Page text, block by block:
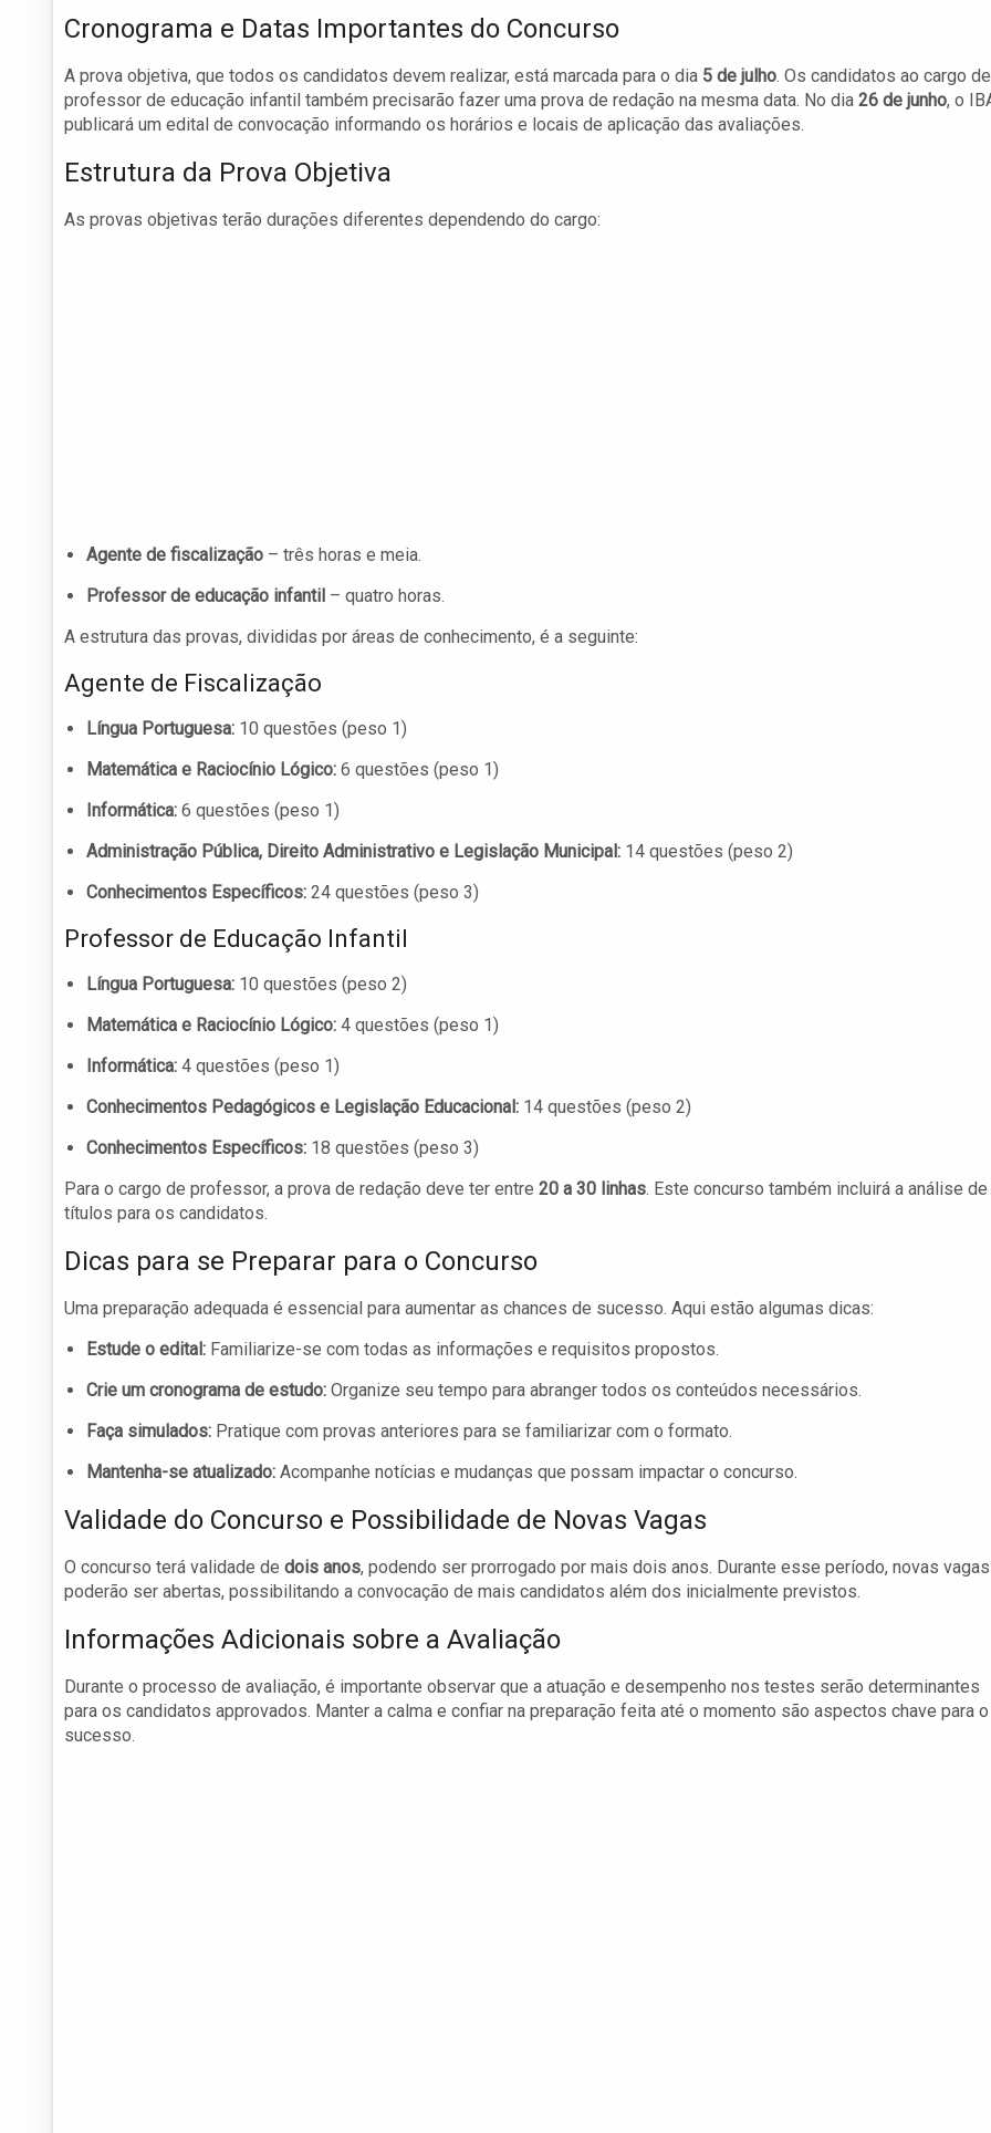
Cronograma e Datas Importantes do Concurso
A prova objetiva, que todos os candidatos devem realizar, está marcada para o dia 5 de julho. Os candidatos ao cargo de
professor de educação infantil também precisarão fazer uma prova de redação na mesma data. No dia 26 de junho, o
publicará um edital de convocação informando os horários e locais de aplicação das avaliações.
Estrutura da Prova Objetiva
As provas objetivas terão durações diferentes dependendo do cargo:
Agente de fiscalização – três horas e meia.
Professor de educação infantil – quatro horas.
A estrutura das provas, divididas por áreas de conhecimento, é a seguinte:
Agente de Fiscalização
Língua Portuguesa: 10 questões (peso 1)
Matemática e Raciocínio Lógico: 6 questões (peso 1)
Informática: 6 questões (peso 1)
Administração Pública, Direito Administrativo e Legislação Municipal: 14 questões (peso 2)
Conhecimentos Específicos: 24 questões (peso 3)
Professor de Educação Infantil
Língua Portuguesa: 10 questões (peso 2)
Matemática e Raciocínio Lógico: 4 questões (peso 1)
Informática: 4 questões (peso 1)
Conhecimentos Pedagógicos e Legislação Educacional: 14 questões (peso 2)
Conhecimentos Específicos: 18 questões (peso 3)
Para o cargo de professor, a prova de redação deve ter entre 20 a 30 linhas. Este concurso também incluirá a análise de
títulos para os candidatos.
Dicas para se Preparar para o Concurso
Uma preparação adequada é essencial para aumentar as chances de sucesso. Aqui estão algumas dicas:
Estude o edital: Familiarize-se com todas as informações e requisitos propostos.
Crie um cronograma de estudo: Organize seu tempo para abranger todos os conteúdos necessários.
Faça simulados: Pratique com provas anteriores para se familiarizar com o formato.
Mantenha-se atualizado: Acompanhe notícias e mudanças que possam impactar o concurso.
Validade do Concurso e Possibilidade de Novas Vagas
O concurso terá validade de dois anos, podendo ser prorrogado por mais dois anos. Durante esse período, novas vagas
poderão ser abertas, possibilitando a convocação de mais candidatos além dos inicialmente previstos.
Informações Adicionais sobre a Avaliação
Durante o processo de avaliação, é importante observar que a atuação e desempenho nos testes serão determinantes
para os candidatos approvados. Manter a calma e confiar na preparação feita até o momento são aspectos chave para o
sucesso.